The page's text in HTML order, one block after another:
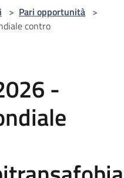
> Pari opportunità >
contro
-